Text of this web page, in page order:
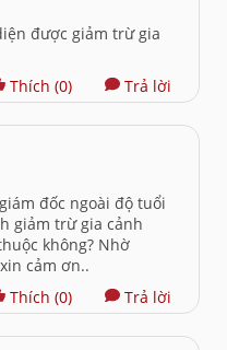
được giảm trừ gia
Thích (0) Trả lời
đốc ngoài độ tuổi
giảm trừ gia cảnh
không? Nhờ
cảm ơn..
Thích (0) Trả lời